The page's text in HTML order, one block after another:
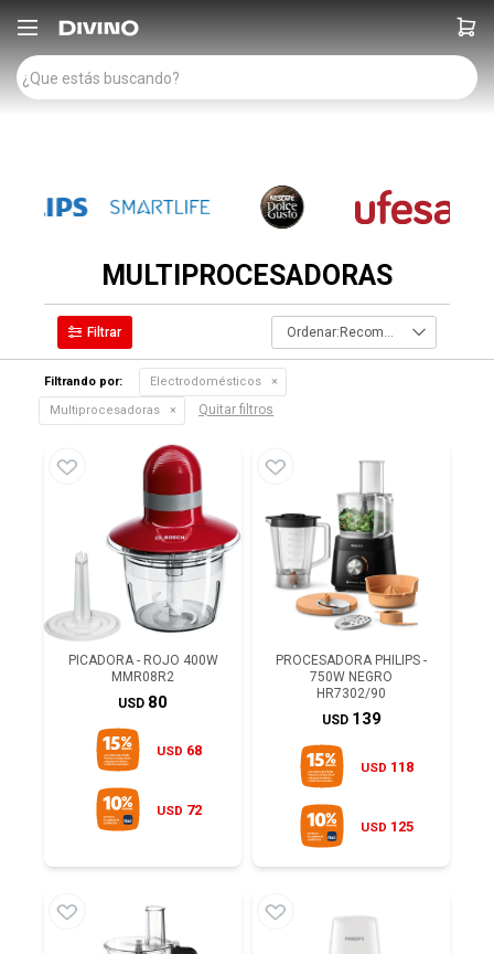

MULTIPROCESADORAS
Recomendados
Filtrando por:
Electrodomésticos
Multiprocesadoras
Quitar filtros
PICADORA - ROJO 400W
MMR08R2
USD 80
USD 68
USD 72
PROCESADORA PHILIPS -
750W NEGRO
HR7302/90
USD 139
USD 118
USD 125